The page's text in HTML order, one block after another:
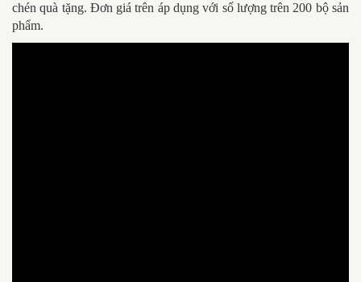
chén quà tặng. Đơn giá trên áp dụng với số lượng trên 200 bộ sản
phẩm.